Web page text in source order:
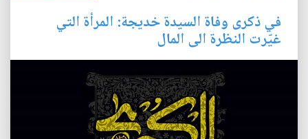
في ذكرى وفاة السيدة خديجة: المرأة التي
غيّرت النظرة الى المال